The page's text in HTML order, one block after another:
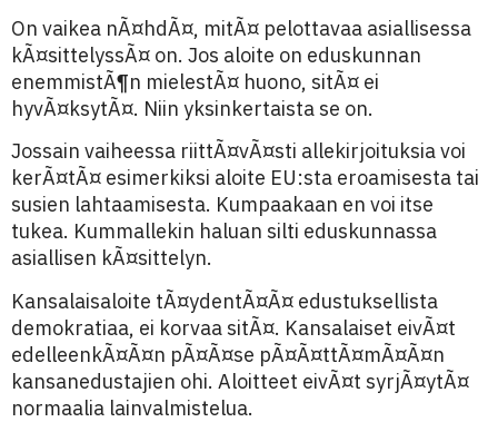
On vaikea nÃ¤hdÃ¤, mitÃ¤ pelottavaa asiallisessa
kÃ¤sittelyssÃ¤ on. Jos aloite on eduskunnan
enemmistÃ¶n mielestÃ¤ huono, sitÃ¤ ei
hyvÃ¤ksytÃ¤. Niin yksinkertaista se on.
Jossain vaiheessa riittÃ¤vÃ¤sti allekirjoituksia voi
kerÃ¤tÃ¤ esimerkiksi aloite EU:sta eroamisesta tai
susien lahtaamisesta. Kumpaakaan en voi itse
tukea. Kummallekin haluan silti eduskunnassa
asiallisen kÃ¤sittelyn.
Kansalaisaloite tÃ¤ydentÃ¤Ã¤ edustuksellista
demokratiaa, ei korvaa sitÃ¤. Kansalaiset eivÃ¤t
edelleenkÃ¤Ã¤n pÃ¤Ã¤se pÃ¤Ã¤ttÃ¤mÃ¤Ã¤n
kansanedustajien ohi. Aloitteet eivÃ¤t syrjÃ¤ytÃ¤
normaalia lainvalmistelua.